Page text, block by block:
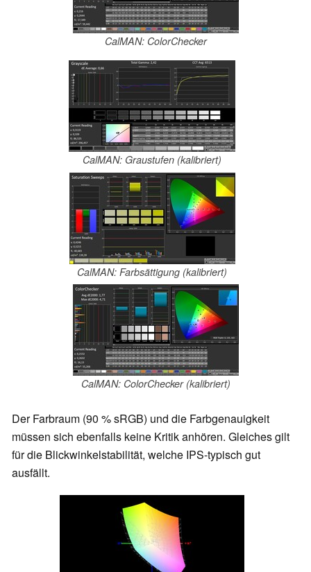
CalMAN: ColorChecker
CalMAN: Graustufen (kalibriert)
CalMAN: Farbsättigung (kalibriert)
CalMAN: ColorChecker (kalibriert)
Der Farbraum (90 % sRGB) und die Farbgenauigkeit
müssen sich ebenfalls keine Kritik anhören. Gleiches gilt
für die Blickwinkelstabilität, welche IPS-typisch gut
ausfällt.